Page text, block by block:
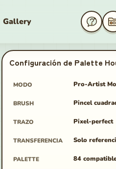
Gallery
Configuración de Palette
MODO Pro-Artist
BRUSH Pincel
TRAZO Pixel-perfect
TRANSFERENCIA Solo
PALETTE 84